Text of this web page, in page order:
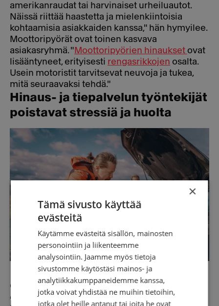
amerikanraudat tai harvinaiset urheiluautot.
Näissä riittää haastetta ja mielenkiintoisia
kohtaamisia asiakkaiden kanssa," hän hymyilee.
Moottoripyörät ovat toinen kasvava
asiakasryhmä. " Moottoripyörien hinaukset ovat
lisääntyneet, erityisesti rengasrikkojen osalta.
Usein motoristit tarvitsevat neuvoja ja tukea,
mitä seuraavaksi tehdä."
Hinaus- ja tiepalvelun työntekijät
poistavat stressiä ja huolta
Ojala painottaa, ettähinausautonkuljettajan työ
on paljon muutakin kuin auton kuljettamista
×
Tämä sivusto käyttää
evästeitä
Käytämme evästeitä sisällön, mainosten
personointiin ja liikenteemme
analysointiin. Jaamme myös tietoja
sivustomme käytöstäsi mainos- ja
analytiikkakumppaneidemme kanssa,
jotka voivat yhdistää ne muihin tietoihin,
jotka olet heille antanut tai joita he ovat